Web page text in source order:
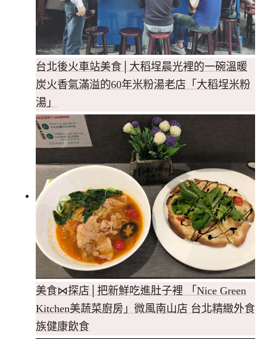
台北後火車站美食│大稻埕晨光裡的一碗溫暖
炭火香氣滿溢的60年米粉湯老店「大稻埕米粉
湯」
美食⋈探店│把新鮮吃進肚子裡 「Nice Green
Kitchen美蔬菜廚房」微風南山店 台北精緻外食
族健康飲食